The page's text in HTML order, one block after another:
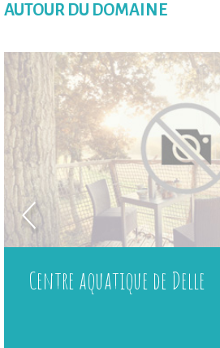
AUTOUR DU DOMAINE
Centre aquatique de Delle